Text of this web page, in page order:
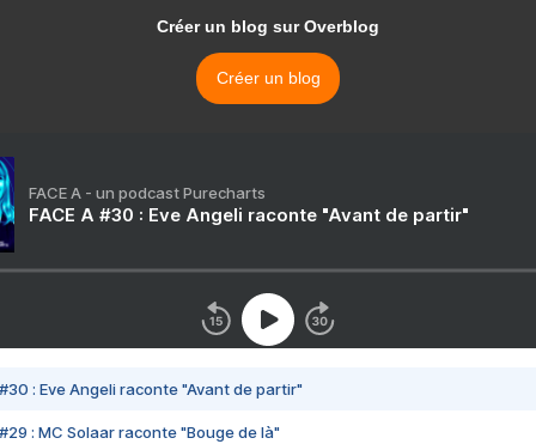
Créer un blog sur Overblog
Créer un blog
FACE A - un podcast Purecharts
FACE A #30 : Eve Angeli raconte "Avant de partir"
#30 : Eve Angeli raconte "Avant de partir"
#29 : MC Solaar raconte "Bouge de là"